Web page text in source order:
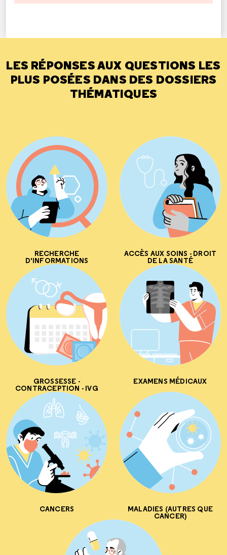
LES RÉPONSES AUX QUESTIONS LES
PLUS POSÉES DANS DES DOSSIERS
THÉMATIQUES
RECHERCHE
D'INFORMATIONS
ACCÈS AUX SOINS - DROIT
DE LA SANTÉ
GROSSESSE -
CONTRACEPTION - IVG
EXAMENS MÉDICAUX
CANCERS MALADIES (AUTRES QUE
CANCER)